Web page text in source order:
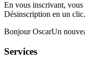
En vous inscrivant, vous
Désinscription en un clic.
Bonjour OscarUn
Services